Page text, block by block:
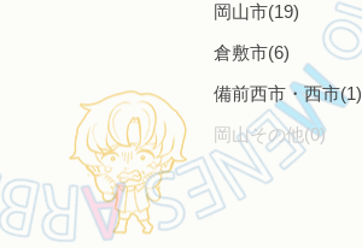
岡山市(19)
倉敷市(6)
備前西市・西市(1)
岡山その他(0)